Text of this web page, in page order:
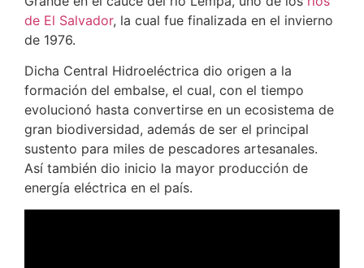
de El Salvador, la cual fue finalizada en el invierno
de 1976.
Dicha Central Hidroeléctrica dio origen a la
formación del embalse, el cual, con el tiempo
evolucionó hasta convertirse en un ecosistema de
gran biodiversidad, además de ser el principal
sustento para miles de pescadores artesanales.
Así también dio inicio la mayor producción de
energía eléctrica en el país.